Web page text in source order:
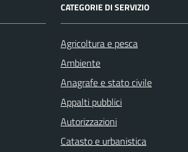
CATEGORIE DI SERVIZIO
Agricoltura e pesca
Ambiente
Anagrafe e stato civile
Appalti pubblici
Autorizzazioni
Catasto e urbanistica